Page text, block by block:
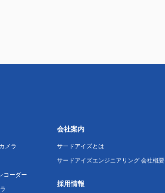
メラ
コーダー
会社案内
サードアイズとは
サードアイズエンジニアリング 会社概要
採用情報